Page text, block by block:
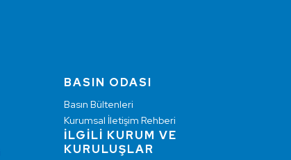
BASIN ODASI
Basın Bültenleri
Kurumsal İletişim Rehberi
İLGİLİ KURUM VE
KURULUŞLAR